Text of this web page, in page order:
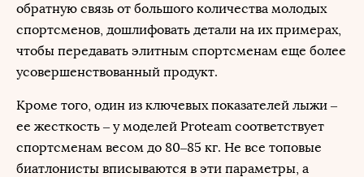
обратную связь от большого количества молодых
спортсменов, дошлифовать детали на их примерах,
чтобы передавать элитным спортсменам еще более
усовершенствованный продукт.
Кроме того, один из ключевых показателей лыжи –
ее жесткость – у моделей Proteam соответствует
спортсменам весом до 80–85 кг. Не все топовые
биатлонисты вписываются в эти параметры, а